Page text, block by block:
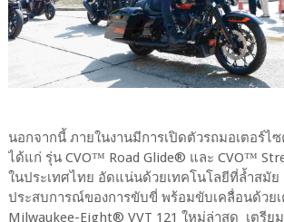
นอกจากนี้ ภายในงานมีการเปิดตัวรถมอเตอร์ไ
ได้แก่ รุ่น CVO™ Road Glide® และ CVO™
ในประเทศไทย อัดแน่นด้วยเทคโนโลยีที่ล้ำสมัย
ประสบการณ์ของการขับขี่ พร้อมขับเคลื่อนด้วย
Milwaukee-Eight® VVT 121 ใหม่ล่าสุด เตรีย